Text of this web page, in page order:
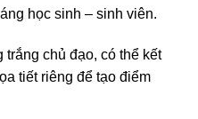
học sinh – sinh viên.
trắng chủ đạo, có thể kết
tiết riêng để tạo điểm